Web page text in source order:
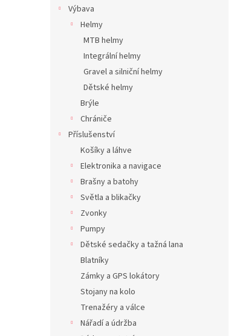
Výbava
Helmy
MTB helmy
Integrální helmy
Gravel a silniční helmy
Dětské helmy
Brýle
Chrániče
Příslušenství
Košíky a láhve
Elektronika a navigace
Brašny a batohy
Světla a blikačky
Zvonky
Pumpy
Dětské sedačky a tažná lana
Blatníky
Zámky a GPS lokátory
Stojany na kolo
Trenažéry a válce
Nářadí a údržba